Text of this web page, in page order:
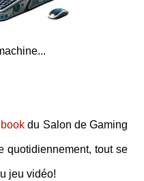
du Salon de Gaming
quotidiennement, tout se
jeu vidéo!